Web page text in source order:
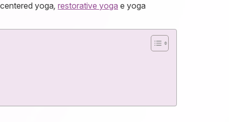
yoga, restorative yoga e yoga